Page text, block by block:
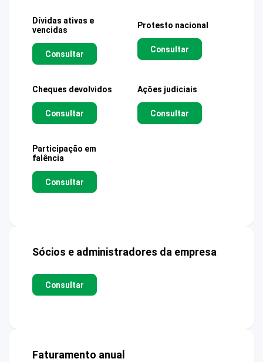
Dívidas ativas e
vencidas
Consultar
Protesto nacional
Consultar
Cheques devolvidos
Consultar
Ações judiciais
Consultar
Participação em
falência
Consultar
Sócios e administradores da empresa
Consultar
Faturamento anual